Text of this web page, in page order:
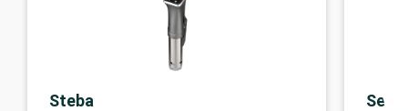
Steba